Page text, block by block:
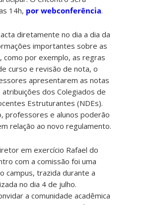
14h, por webconferência.
diretamente no dia a dia da
importantes sobre as
como por exemplo, as regras
curso e revisão de nota, o
apresentarem as notas
atribuições dos Colegiados de
Estruturantes (NDEs).
professores e alunos poderão
relação ao novo regulamento.
em exercício Rafael do
com a comissão foi uma
campus, trazida durante a
no dia 4 de julho.
a comunidade acadêmica